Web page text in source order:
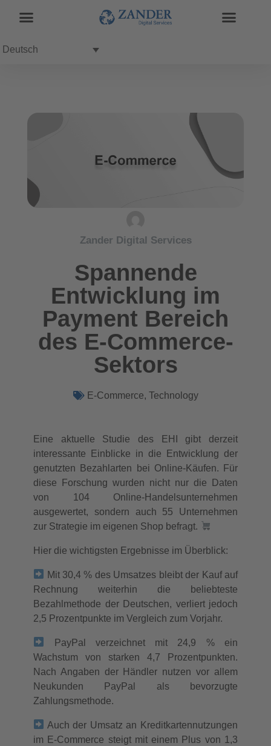
Deutsch
Zander Digital Services
Spannende
Entwicklung im
Payment Bereich
des E-Commerce-
Sektors
E-Commerce, Technology
Eine aktuelle Studie des EHI gibt derzeit
interessante Einblicke in die Entwicklung der
genutzten Bezahlarten bei Online-Käufen. Für
diese Forschung wurden nicht nur die Daten
von 104 Online-Handelsunternehmen
ausgewertet, sondern auch 55 Unternehmen
zur Strategie im eigenen Shop befragt.
Hier die wichtigsten Ergebnisse im Überblick:
Mit 30,4 % des Umsatzes bleibt der Kauf auf
Rechnung weiterhin die beliebteste
Bezahlmethode der Deutschen, verliert jedoch
2,5 Prozentpunkte im Vergleich zum Vorjahr.
PayPal verzeichnet mit 24,9 % ein
Wachstum von starken 4,7 Prozentpunkten.
Nach Angaben der Händler nutzen vor allem
Neukunden PayPal als bevorzugte
Zahlungsmethode.
Auch der Umsatz an Kreditkartennutzungen
im E-Commerce steigt mit einem Plus von 1,3